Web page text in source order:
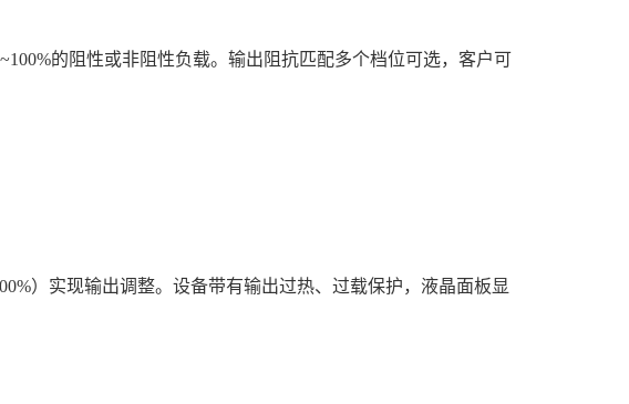
的阻性或非阻性负载。输出阻抗匹配多个档位可选，客户可
）实现输出调整。设备带有输出过热、过载保护，液晶面板显